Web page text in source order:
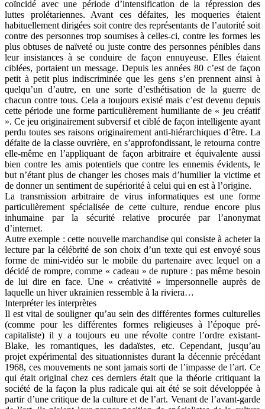
coïncidé avec une période d’intensification de la répression des
luttes prolétariennes. Avant ces défaites, les moqueries étaient
habituellement dirigées soit contre des représentants de l’autorité soit
contre des personnes trop soumises à celles-ci, contre les formes les
plus obtuses de naïveté ou juste contre des personnes pénibles dans
leur insistances à se conduire de façon ennuyeuse. Elles étaient
ciblées, portaient un message. Depuis les années 80 c’est de façon
petit à petit plus indiscriminée que les gens s’en prennent ainsi à
quelqu’un d’autre, en une sorte d’esthétisation de la guerre de
chacun contre tous. Cela a toujours existé mais c’est devenu depuis
cette période une forme particulièrement humiliante de « jeu créatif
». Ce jeu originairement subversif et ciblé de façon intelligente ayant
perdu toutes ses raisons originairement anti-hiérarchiques d’être. La
défaite de la classe ouvrière, en s’approfondissant, le retourna contre
elle-même en l’appliquant de façon arbitraire et équivalente aussi
bien contre les amis potentiels que contre les ennemis évidents, le
but n’étant plus de changer les choses mais d’humilier la victime et
de donner un sentiment de supériorité à celui qui en est à l’origine.
La transmission arbitraire de virus informatiques est une forme
particulièrement spécialisée de cette culture, rendue encore plus
inhumaine par la sécurité relative procurée par l’anonymat
d’internet.
Autre exemple : cette nouvelle marchandise qui consiste à acheter la
lecture par la célébrité de son choix d’un texte qui est envoyé sous
forme de mini-vidéo sur le mobile du partenaire avec lequel on a
décidé de rompre, comme « cadeau » de rupture : pas même besoin
de lui dire en face. Une « créativité » impersonnelle auprès de
laquelle un hiver ukrainien ressemble à la riviera…
Interpréter les interprètes
Il est vital de souligner qu’au sein des différentes formes culturelles
(comme pour les différentes formes religieuses à l’époque pré-
capitaliste) il y a toujours eu une révolte contre l’ordre existant-
Blake, les romantiques, les dadaïstes, etc. Cependant, jusqu’au
projet expérimental des situationnistes durant la décennie précédant
1968, ces mouvements ne sont jamais sorti de l’impasse de l’art. Ce
qui était original chez ces derniers était que la théorie critiquant la
société de la façon la plus radicale qui ait été se soit développée à
partir d’une critique de la culture et de l’art. Venant de l’avant-garde